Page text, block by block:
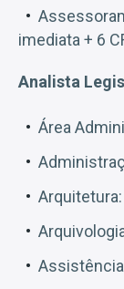
imediata + 6
Analista
Área
Arquitetura:
Assistência